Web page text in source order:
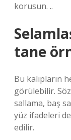
korusun. ..
tane
Bu kalıpların
görülebilir.
sallama, baş
yüz ifadeleri
edilir.